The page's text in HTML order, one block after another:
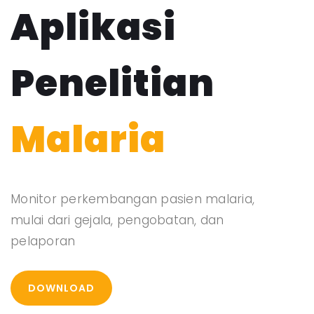
Aplikasi
Penelitian
Malaria
Monitor perkembangan pasien malaria,
mulai dari gejala, pengobatan, dan
pelaporan
DOWNLOAD